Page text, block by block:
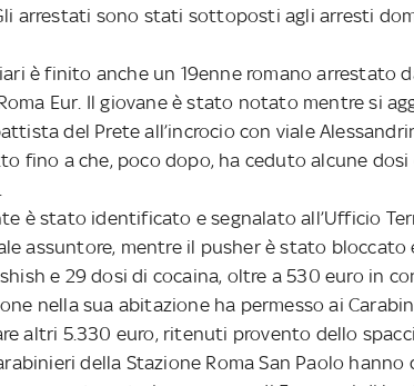
arrestati sono stati sottoposti agli arresti
è finito anche un 19enne romano arrestato
Eur. Il giovane è stato notato mentre si
del Prete all’incrocio con viale
fino a che, poco dopo, ha ceduto alcune
è stato identificato e segnalato all’Ufficio
assuntore, mentre il pusher è stato
e 29 dosi di cocaina, oltre a 530 euro in
nella sua abitazione ha permesso ai
altri 5.330 euro, ritenuti provento dello
della Stazione Roma San Paolo